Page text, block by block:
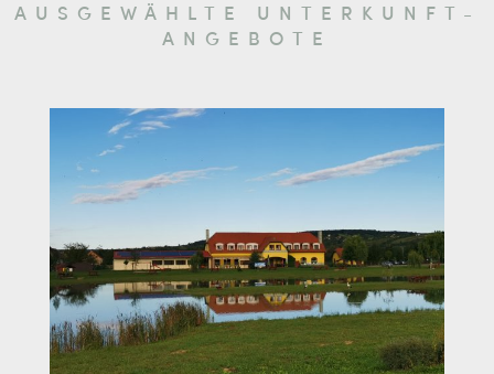
AUSGEWÄHLTE UNTERKUNFT-
ANGEBOTE